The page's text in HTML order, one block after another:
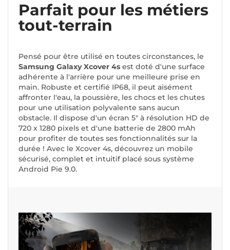
Parfait pour les métiers
tout-terrain
Pensé pour être utilisé en toutes circonstances, le
Samsung Galaxy Xcover 4s est doté d'une surface
adhérente à l'arrière pour une meilleure prise en
main. Robuste et certifié IP68, il peut aisément
affronter l'eau, la poussière, les chocs et les chutes
pour une utilisation polyvalente sans aucun
obstacle. Il dispose d'un écran 5" à résolution HD de
720 x 1280 pixels et d'une batterie de 2800 mAh
pour profiter de toutes ses fonctionnalités sur la
durée ! Avec le Xcover 4s, découvrez un mobile
sécurisé, complet et intuitif placé sous système
Android Pie 9.0.